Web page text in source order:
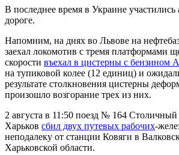
В последнее время в Украине участились
дороге.
Напомним, на днях во Львове на
заехал локомотив с тремя платформами
скорости въехал в цистерны с бензином
на тупиковой колее (12 единиц) и
результате столкновения цистерны
произошло возгорание трех из них.
2 августа в 11:50 поезд № 164 Столичный
Харьков сбил двух путевых рабочих-
неподалеку от станции Ковяги в
Харьковской области.